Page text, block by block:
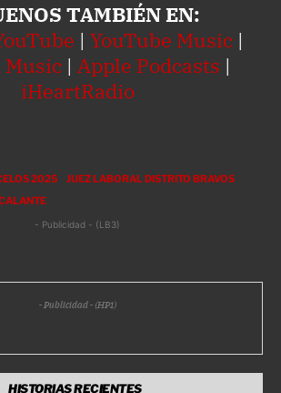
TAMBIÉN EN:
| YouTube Music |
Music | Apple Podcasts |
iHeartRadio
2025
JUEZ LABORAL DISTRITO BRAVOS
- Publicidad - (LB3)
- Publicidad - (HP1)
HISTORIAS RECIENTES